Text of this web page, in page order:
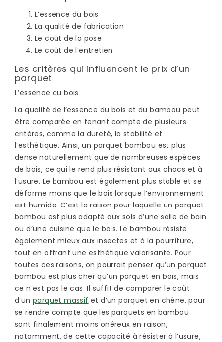
L’essence du bois
La qualité de fabrication
Le coût de la pose
Le coût de l’entretien
Les critères qui influencent le prix d’un
parquet
L’essence du bois
La qualité de l’essence du bois et du bambou peut
être comparée en tenant compte de plusieurs
critères, comme la dureté, la stabilité et
l’esthétique. Ainsi, un parquet bambou est plus
dense naturellement que de nombreuses espèces
de bois, ce qui le rend plus résistant aux chocs et à
l’usure. Le bambou est également plus stable et se
déforme moins que le bois lorsque l’environnement
est humide. C’est la raison pour laquelle un parquet
bambou est plus adapté aux sols d’une salle de bain
ou d’une cuisine que le bois. Le bambou résiste
également mieux aux insectes et à la pourriture,
tout en offrant une esthétique valorisante. Pour
toutes ces raisons, on pourrait penser qu’un parquet
bambou est plus cher qu’un parquet en bois, mais
ce n’est pas le cas. Il suffit de comparer le coût
d’un parquet massif et d’un parquet en chêne, pour
se rendre compte que les parquets en bambou
sont finalement moins onéreux en raison,
notamment, de cette capacité à résister à l’usure,